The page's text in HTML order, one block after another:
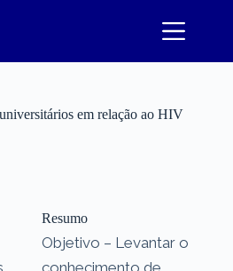
em relação ao HIV
Resumo
Objetivo – Levantar o
conhecimento de